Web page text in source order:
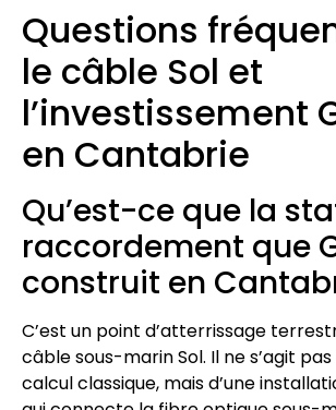
Questions
le câble Sol et
l’investissement
en Cantabrie
Qu’est-ce que la
raccordement que
construit en
C’est un point d’atterrissage
câble sous-marin Sol. Il ne s’agit
calcul classique, mais d’une